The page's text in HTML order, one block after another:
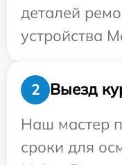
деталей
устройства
2
Выезд
Наш мастер
сроки для